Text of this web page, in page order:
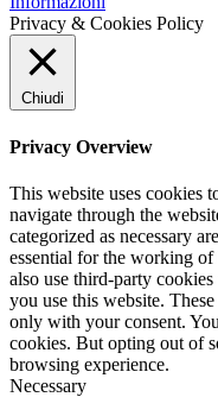
Privacy & Cookies Policy
Chiudi
Privacy Overview
This website uses cookies
navigate through the
categorized as necessary
essential for the working
also use third-party
you use this website.
only with your consent.
cookies. But opting out of
browsing experience.
Necessary